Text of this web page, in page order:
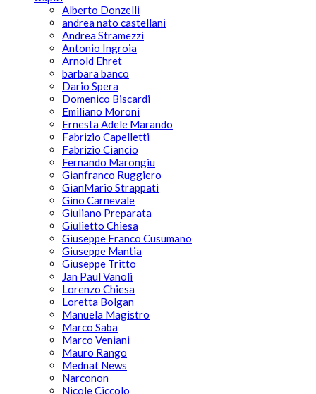
Alberto Donzelli
andrea nato castellani
Andrea Stramezzi
Antonio Ingroia
Arnold Ehret
barbara banco
Dario Spera
Domenico Biscardi
Emiliano Moroni
Ernesta Adele Marando
Fabrizio Capelletti
Fabrizio Ciancio
Fernando Marongiu
Gianfranco Ruggiero
GianMario Strappati
Gino Carnevale
Giuliano Preparata
Giulietto Chiesa
Giuseppe Franco Cusumano
Giuseppe Mantia
Giuseppe Tritto
Jan Paul Vanoli
Lorenzo Chiesa
Loretta Bolgan
Manuela Magistro
Marco Saba
Marco Veniani
Mauro Rango
Mednat News
Narconon
Nicole Ciccolo